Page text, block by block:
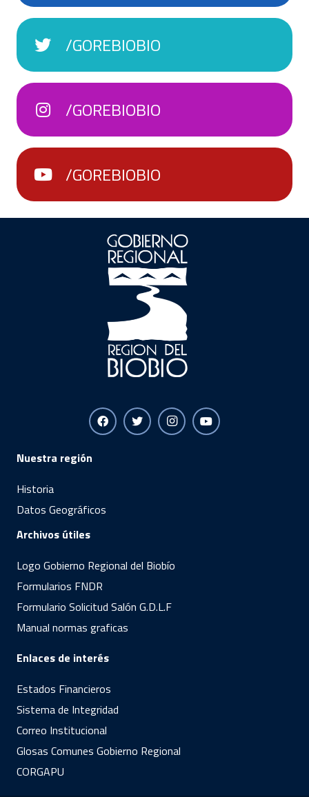
/GOREBIOBIO
/GOREBIOBIO
/GOREBIOBIO
Nuestra región
Historia
Datos Geográficos
Archivos útiles
Logo Gobierno Regional del Biobío
Formularios FNDR
Formulario Solicitud Salón G.D.L.F
Manual normas graficas
Enlaces de interés
Estados Financieros
Sistema de Integridad
Correo Institucional
Glosas Comunes Gobierno Regional
CORGAPU